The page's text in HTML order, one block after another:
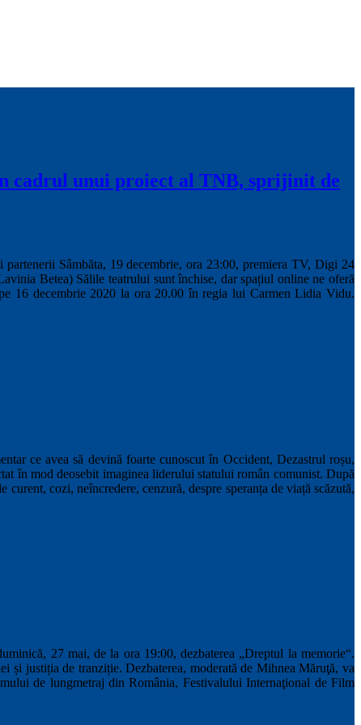
cadrul unui proiect al TNB, sprijinit de
Sâmbăta, 19 decembrie, ora 23:00, premiera TV, Digi 24
Betea) Sălile teatrului sunt închise, dar spațiul online ne oferă
16 decembrie 2020 la ora 20.00 în regia lui Carmen Lidia Vidu.
ce avea să devină foarte cunoscut în Occident, Dezastrul roșu,
în mod deosebit imaginea liderului statului român comunist. După
cozi, neîncredere, cenzură, despre speranța de viață scăzută,
27 mai, de la ora 19:00, dezbaterea „Dreptul la memorie“.
justiția de tranziție. Dezbaterea, moderată de Mihnea Măruţă, va
de lungmetraj din România, Festivalului Internaţional de Film